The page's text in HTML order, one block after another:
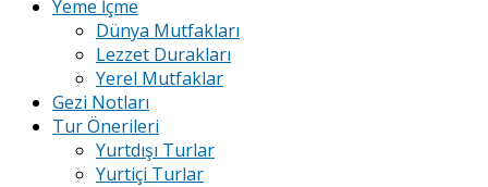
Yeme İçme
Dünya Mutfakları
Lezzet Durakları
Yerel Mutfaklar
Gezi Notları
Tur Önerileri
Yurtdışı Turlar
Yurtiçi Turlar